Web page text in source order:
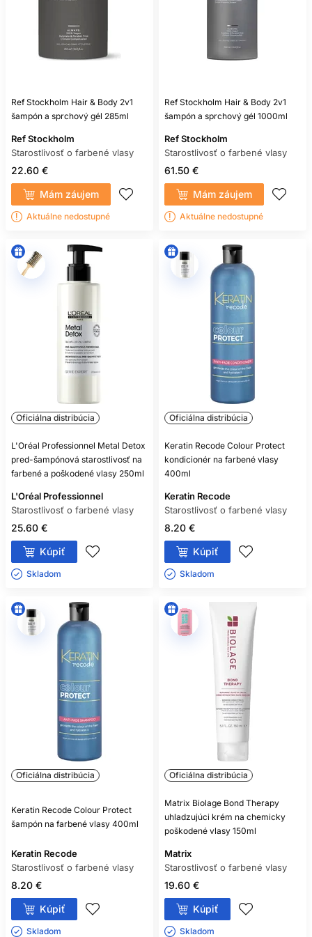
Ref Stockholm Hair & Body 2v1
šampón a sprchový gél 285ml
Ref Stockholm
Starostlivosť o farbené vlasy
22.60 €
Mám záujem
Aktuálne nedostupné
Ref Stockholm Hair & Body 2v1
šampón a sprchový gél 1000ml
Ref Stockholm
Starostlivosť o farbené vlasy
61.50 €
Mám záujem
Aktuálne nedostupné
Oficiálna distribúcia
L'Oréal Professionnel Metal Detox
pred-šampónová starostlivosť na
farbené a poškodené vlasy 250ml
L'Oréal Professionnel
Starostlivosť o farbené vlasy
25.60 €
Kúpiť
Skladom ㅤ
Oficiálna distribúcia
Keratin Recode Colour Protect
kondicionér na farbené vlasy
400ml
Keratin Recode
Starostlivosť o farbené vlasy
8.20 €
Kúpiť
Skladom ㅤ
Oficiálna distribúcia
Keratin Recode Colour Protect
šampón na farbené vlasy 400ml
Keratin Recode
Starostlivosť o farbené vlasy
8.20 €
Kúpiť
Skladom ㅤ
Oficiálna distribúcia
Matrix Biolage Bond Therapy
uhladzujúci krém na chemicky
poškodené vlasy 150ml
Matrix
Starostlivosť o farbené vlasy
19.60 €
Kúpiť
Skladom ㅤ